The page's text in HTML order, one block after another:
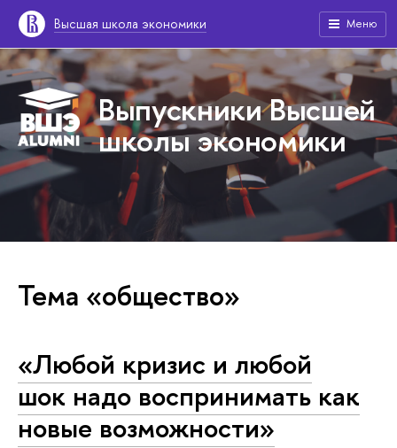
Высшая школа экономики Меню
Выпускники Высшей
школы экономики
Тема «общество»
«Любой кризис и любой
шок надо воспринимать как
новые возможности»